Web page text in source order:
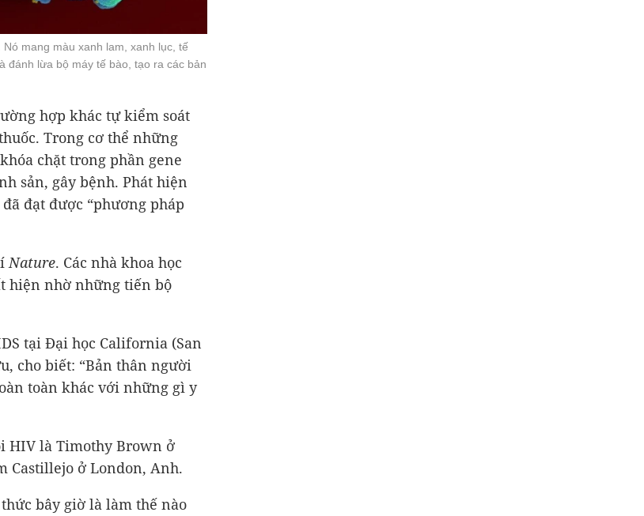
mang màu xanh lam, xanh lục, tế
đánh lừa bộ máy tế bào, tạo ra các bản
hợp khác tự kiểm soát
Trong cơ thể những
chặt trong phần gene
sản, gây bệnh. Phát hiện
đạt được “phương pháp
Nature. Các nhà khoa học
hiện nhờ những tiến bộ
tại Đại học California (San
cho biết: “Bản thân người
toàn khác với những gì y
HIV là Timothy Brown ở
Castillejo ở London, Anh.
bây giờ là làm thế nào